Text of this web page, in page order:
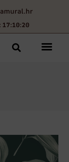
17:10:19